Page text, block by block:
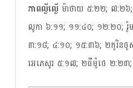
ភាព​ល្ងីល្ងើ ម៉ាថាយ ៥:២២; ៧:២
លូកា ៦:១១; ១១:៤០; ១២:២០;
៣:១៨; ៤:១០; ១៥:៣៦; ២កូរិន
អេភេសូរ ៥:១៧; ២ធីម៉ូថេ ២:២